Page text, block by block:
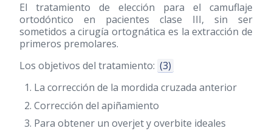
El tratamiento de elección para el camuflaje
ortodóntico en pacientes clase III, sin ser
sometidos a cirugía ortognática es la extracción de
primeros premolares.
Los objetivos del tratamiento: (3)
La corrección de la mordida cruzada anterior
Corrección del apiñamiento
Para obtener un overjet y overbite ideales